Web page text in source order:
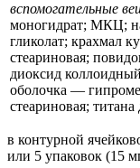
вспомогательные
моногидрат; МКЦ;
гликолат; крахмал
стеариновая;
диоксид
оболочка —
стеариновая;
в контурной
или 5 упаковок (15